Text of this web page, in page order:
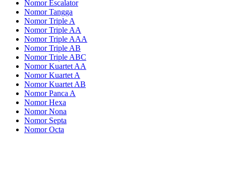
Nomor Escalator
Nomor Tangga
Nomor Triple A
Nomor Triple AA
Nomor Triple AAA
Nomor Triple AB
Nomor Triple ABC
Nomor Kuartet AA
Nomor Kuartet A
Nomor Kuartet AB
Nomor Panca A
Nomor Hexa
Nomor Nona
Nomor Septa
Nomor Octa